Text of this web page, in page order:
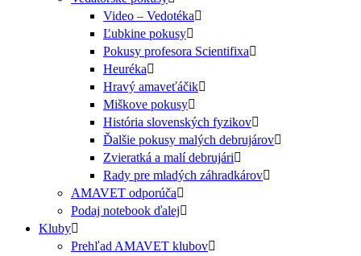
Video – Vedotéka
Ľubkine pokusy
Pokusy profesora Scientifixa
Heuréka
Hravý amaveťáčik
Miškove pokusy
História slovenských fyzikov
Ďalšie pokusy malých debrujárov
Zvieratká a malí debrujári
Rady pre mladých záhradkárov
AMAVET odporúča
Podaj notebook ďalej
Kluby
Prehľad AMAVET klubov